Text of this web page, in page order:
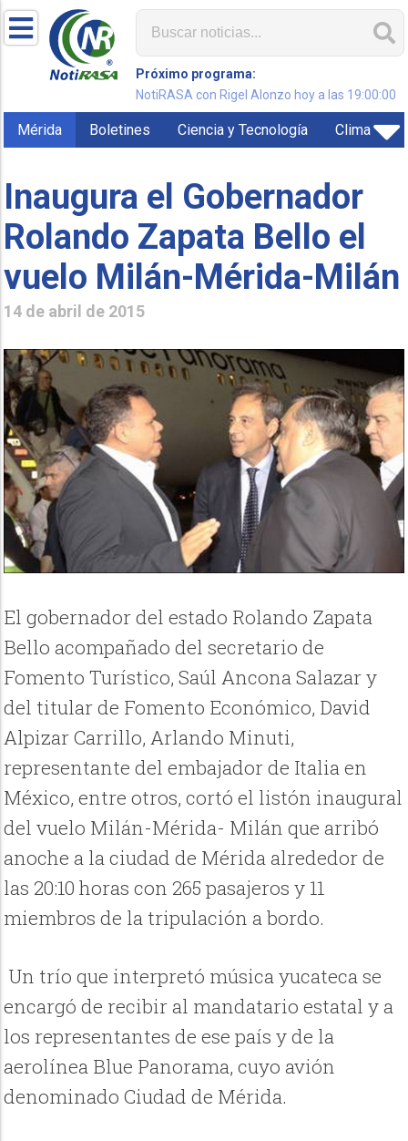
Próximo programa:
NotiRASA con Rigel Alonzo hoy a las 19:00:00
Mérida Boletines Ciencia y Tecnología Clima
Inaugura el Gobernador
Rolando Zapata Bello el
vuelo Milán-Mérida-Milán
14 de abril de 2015
El gobernador del estado Rolando Zapata
Bello acompañado del secretario de
Fomento Turístico, Saúl Ancona Salazar y
del titular de Fomento Económico, David
Alpizar Carrillo, Arlando Minuti,
representante del embajador de Italia en
México, entre otros, cortó el listón inaugural
del vuelo Milán-Mérida- Milán que arribó
anoche a la ciudad de Mérida alrededor de
las 20:10 horas con 265 pasajeros y 11
miembros de la tripulación a bordo.
Un trío que interpretó música yucateca se
encargó de recibir al mandatario estatal y a
los representantes de ese país y de la
aerolínea Blue Panorama, cuyo avión
denominado Ciudad de Mérida.